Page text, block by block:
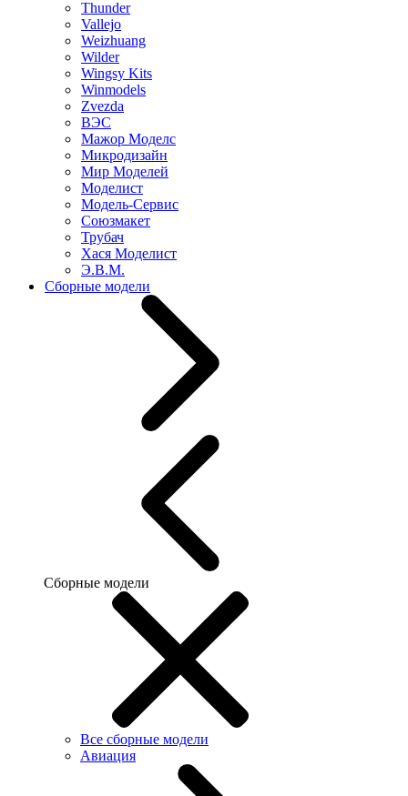
Thunder
Vallejo
Weizhuang
Wilder
Wingsy Kits
Winmodels
Zvezda
ВЭС
Мажор Моделс
Микродизайн
Мир Моделей
Моделист
Модель-Сервис
Союзмакет
Трубач
Хася Моделист
Э.В.М.
Сборные модели
Сборные модели
Все сборные модели
Авиация